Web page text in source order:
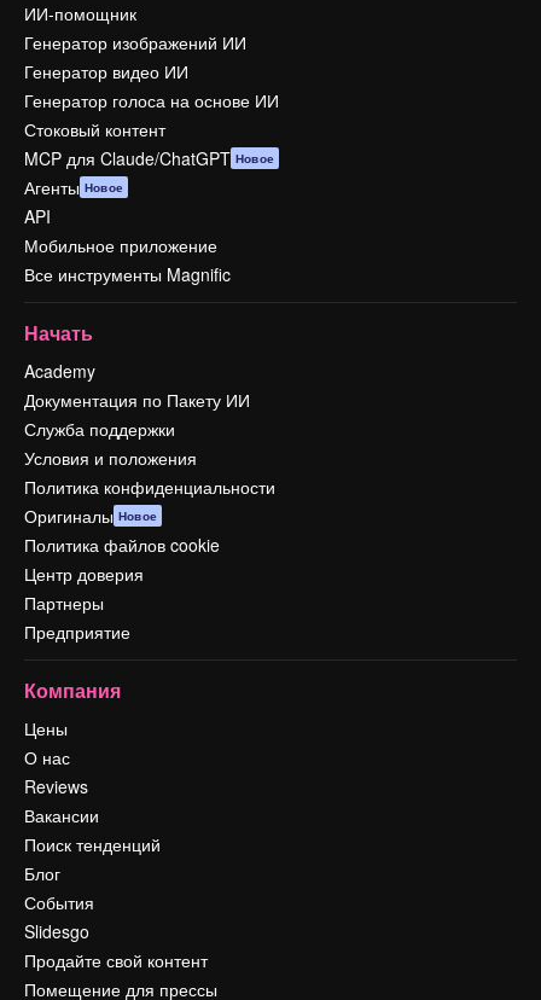
ИИ-помощник
Генератор изображений ИИ
Генератор видео ИИ
Генератор голоса на основе ИИ
Стоковый контент
MCP для Claude/ChatGPT Новое
Агенты Новое
API
Мобильное приложение
Все инструменты Magnific
Начать
Academy
Документация по Пакету ИИ
Служба поддержки
Условия и положения
Политика конфиденциальности
Оригиналы Новое
Политика файлов cookie
Центр доверия
Партнеры
Предприятие
Компания
Цены
О нас
Reviews
Вакансии
Поиск тенденций
Блог
События
Slidesgo
Продайте свой контент
Помещение для прессы